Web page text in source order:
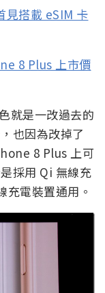
搭載 eSIM 卡
8 Plus 上市價
就是一改過去的
也因為改掉了
8 Plus 上可
採用 Qi 無線充
充電裝置通用。